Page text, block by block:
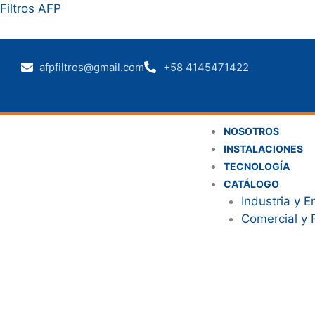
Ir
contenido
Filtros AFP
afpfiltros@gmail.com +58 4145471422
NOSOTROS
INSTALACIONES
TECNOLOGÍA
CATÁLOGO
Industria y
Comercial y